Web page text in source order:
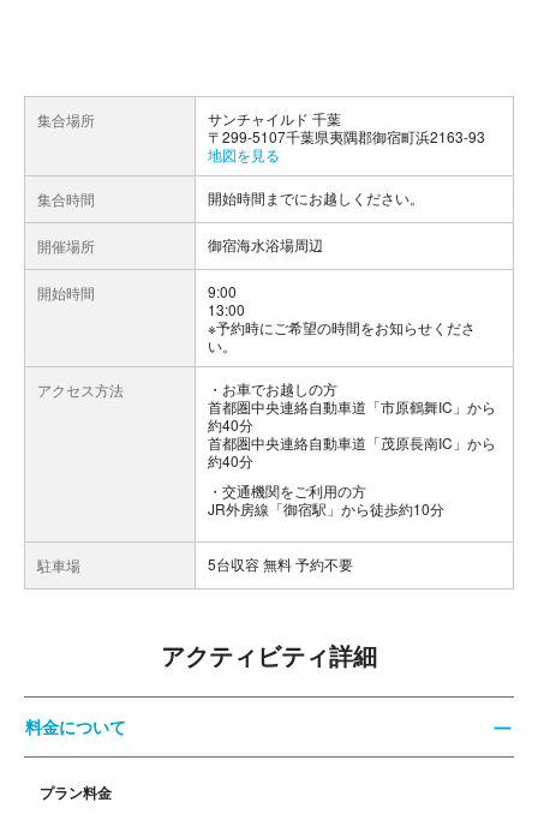
集合場所
サンチャイルド 千葉
〒299-5107千葉県夷隅郡御宿町浜2163-93
地図を見る
集合時間 開始時間までにお越しください。
開催場所 御宿海水浴場周辺
開始時間
9:00
13:00
※予約時にご希望の時間をお知らせくださ
い。
アクセス方法
お車でお越しの方
首都圏中央連絡自動車道「市原鶴舞IC」から
約40分
首都圏中央連絡自動車道「茂原長南IC」から
約40分
交通機関をご利用の方
JR外房線「御宿駅」から徒歩約10分
駐車場 5台収容 無料 予約不要
アクティビティ詳細
料金について
プラン料金